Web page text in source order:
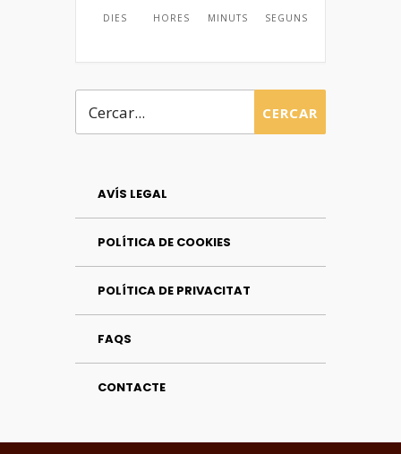
DIES HORES MINUTS SEGUNS
CERCAR
AVÍS LEGAL
POLÍTICA DE COOKIES
POLÍTICA DE PRIVACITAT
FAQS
CONTACTE